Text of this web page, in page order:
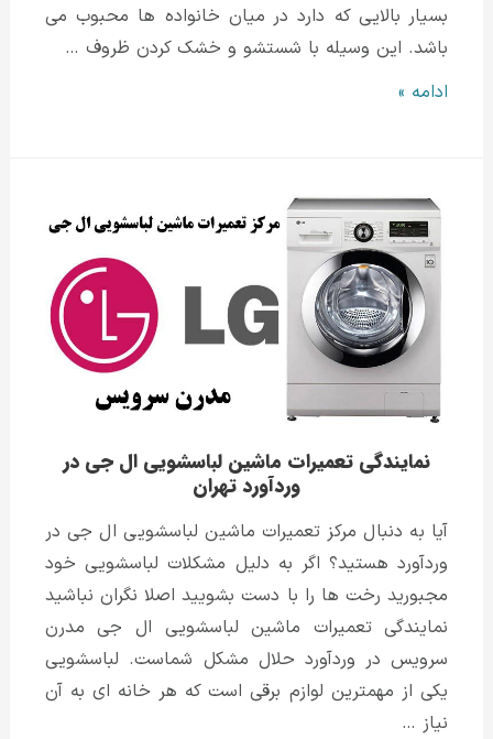
بسیار بالایی که دارد در میان خانواده ها محبوب می
باشد. این وسیله با شستشو و خشک کردن ظروف …
نمایندگی
ال
جی
وردآورد
تهران
ادامه »
نمایندگی تعمیرات ماشین لباسشویی ال جی در
وردآورد تهران
آیا به دنبال مرکز تعمیرات ماشین لباسشویی ال جی در
وردآورد هستید؟ اگر به دلیل مشکلات لباسشویی خود
مجبورید رخت ها را با دست بشویید اصلا نگران نباشید
نمایندگی تعمیرات ماشین لباسشویی ال جی مدرن
سرویس در وردآورد حلال مشکل شماست. لباسشویی
یکی از مهمترین لوازم برقی است که هر خانه ای به آن
نیاز …